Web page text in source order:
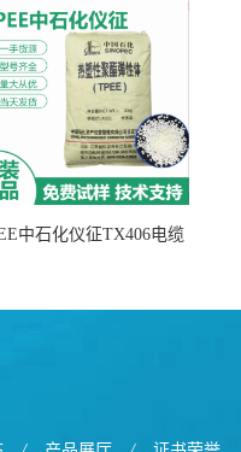
中石化仪征TX406电缆